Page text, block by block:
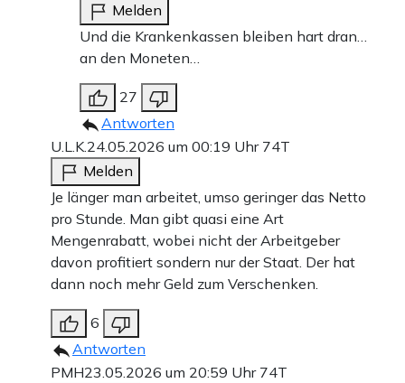
Melden
Und die Krankenkassen bleiben hart dran…
an den Moneten…
27
Antworten
U.L.K.24.05.2026 um 00:19 Uhr 74T
Melden
Je länger man arbeitet, umso geringer das Netto
pro Stunde. Man gibt quasi eine Art
Mengenrabatt, wobei nicht der Arbeitgeber
davon profitiert sondern nur der Staat. Der hat
dann noch mehr Geld zum Verschenken.
6
Antworten
PMH23.05.2026 um 20:59 Uhr 74T